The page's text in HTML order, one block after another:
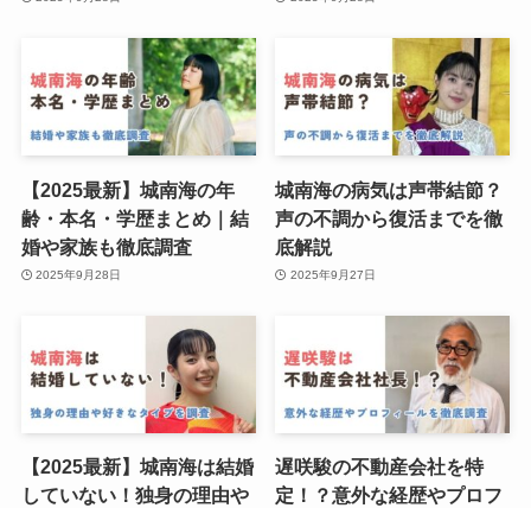
【2025最新】城南海の年
齢・本名・学歴まとめ｜結
婚や家族も徹底調査
2025年9月28日
城南海の病気は声帯結節？
声の不調から復活までを徹
底解説
2025年9月27日
【2025最新】城南海は結婚
していない！独身の理由や
遅咲駿の不動産会社を特
定！？意外な経歴やプロフ